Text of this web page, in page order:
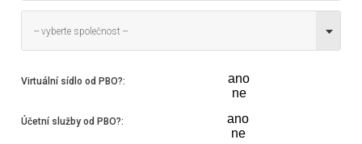
-- vyberte společnost --
Virtuální sídlo od PBO?:
ano
ne
Účetní služby od PBO?:
ano
ne